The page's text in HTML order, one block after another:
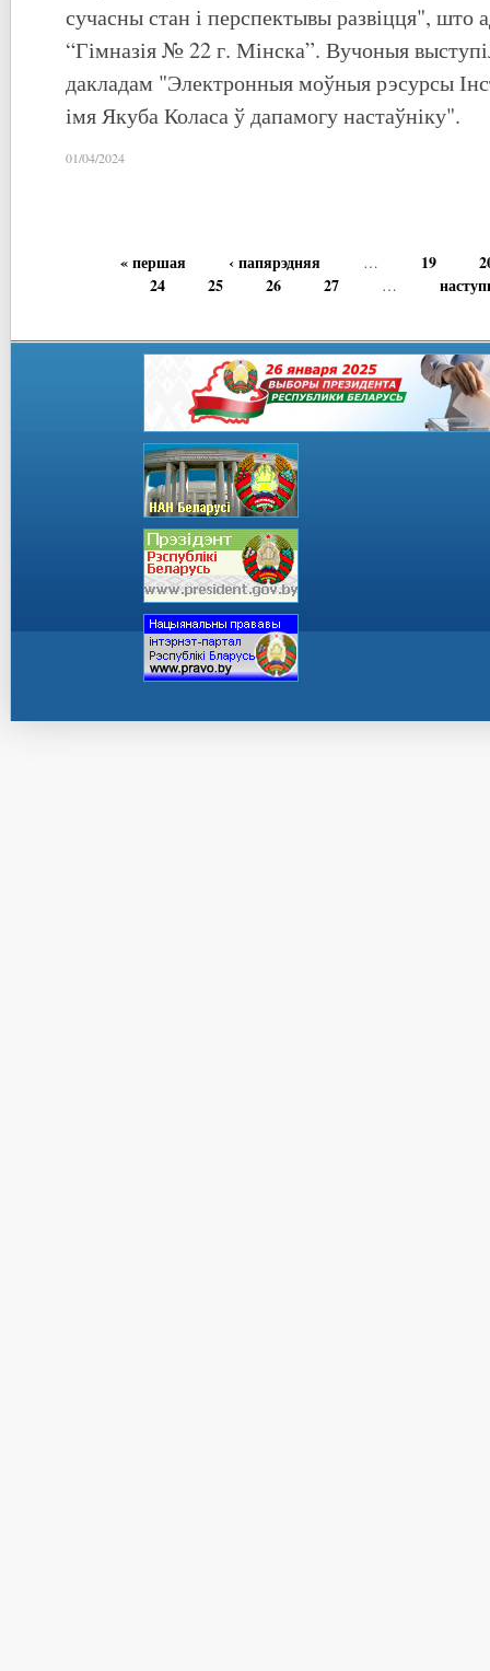
сучасны стан і перспектывы развіцця", што
“Гімназія № 22 г. Мінска”. Вучоныя
дакладам "Электронныя моўныя рэсурсы
імя Якуба Коласа ў дапамогу настаўніку".
01/04/2024
« першая ‹ папярэдняя … 19
24
25 26 27 …